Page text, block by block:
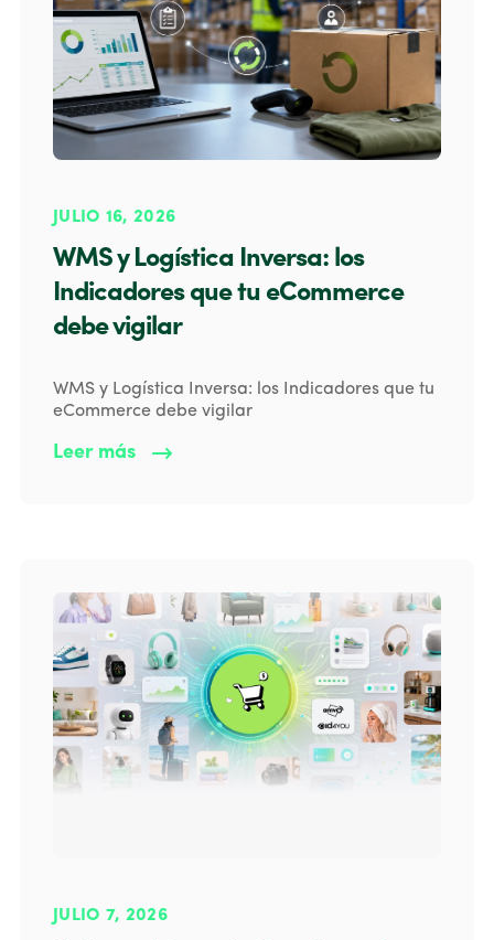
JULIO 16, 2026
WMS y Logística Inversa: los
Indicadores que tu eCommerce
debe vigilar
WMS y Logística Inversa: los Indicadores que tu
eCommerce debe vigilar
Leer más
JULIO 7, 2026